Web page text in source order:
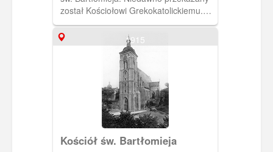
został Kościołowi Grekokatolickiemu.
(Ok. 1910) [IDX:2218,971]
1915
Kościół św. Bartłomieja